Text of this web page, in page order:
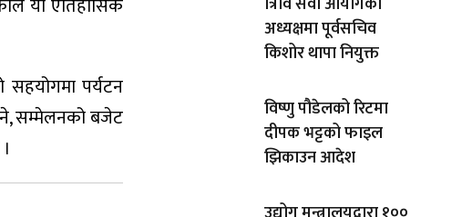
यो ऐतिहासिक
सहयोगमा पर्यटन
सम्मेलनको बजेट
अध्यक्षमा पूर्वसचिव
किशोर थापा नियुक्त
विष्णु पौडेलको रिटमा
दीपक भट्टको फाइल
झिकाउन आदेश